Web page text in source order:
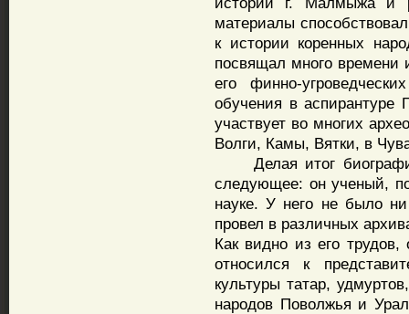
материалы
к истории коренных
посвящал много времени
его финно-
обучения в
участвует во многих
Волги, Камы, Вятки, в
Делая итог
следующее: он ученый,
науке. У него не было
провел в различных
Как видно из его
относился к
культуры татар,
народов Поволжья и